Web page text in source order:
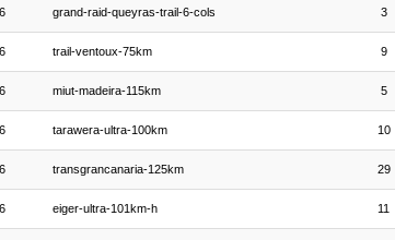
grand-raid-queyras-trail-6-cols 3
trail-ventoux-75km 9
miut-madeira-115km 5
tarawera-ultra-100km 10
transgrancanaria-125km 29
eiger-ultra-101km-h 11